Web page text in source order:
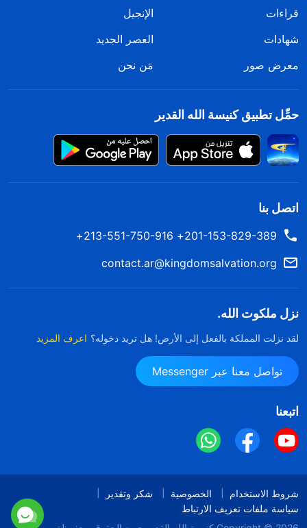
قراءات
الإنجيل
شهادات
العصر الجديد
معرض صور
مَن نحن
حمِّل تطبيق كنيسة الله القدير
اتصل بنا
201-153-829-389+ 213-551-750-916+
contact.ar@kingdomsalvation.org
نزل ملكوت الله.
لقد نزلت المملكة بالفعل إلى الأرض! هل تريد دخوله؟ اعرف المزيد
تواصل معنا عبر Messenger
اتبعنا
شروط الاستخدام الخصوصية
شكر وتقدير
سياسة ملفات تعريف الارتباط